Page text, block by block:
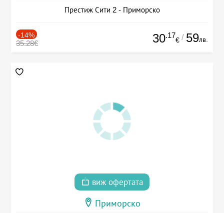
Престиж Сити 2 - Приморско
-14%
35.28€ 30.17
€ / 59лв.
виж офертата
Приморско